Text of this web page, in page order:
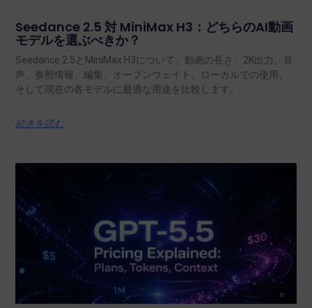
Seedance 2.5 対 MiniMax H3：どちらのAI動画
モデルを選ぶべきか？
Seedance 2.5とMiniMax H3について、動画の長さ、2K出力、音
声、参照情報、編集、オープンウェイト、ローカルでの使用、
そして現在の各モデルに最適な用途を比較します。.
続きを読む